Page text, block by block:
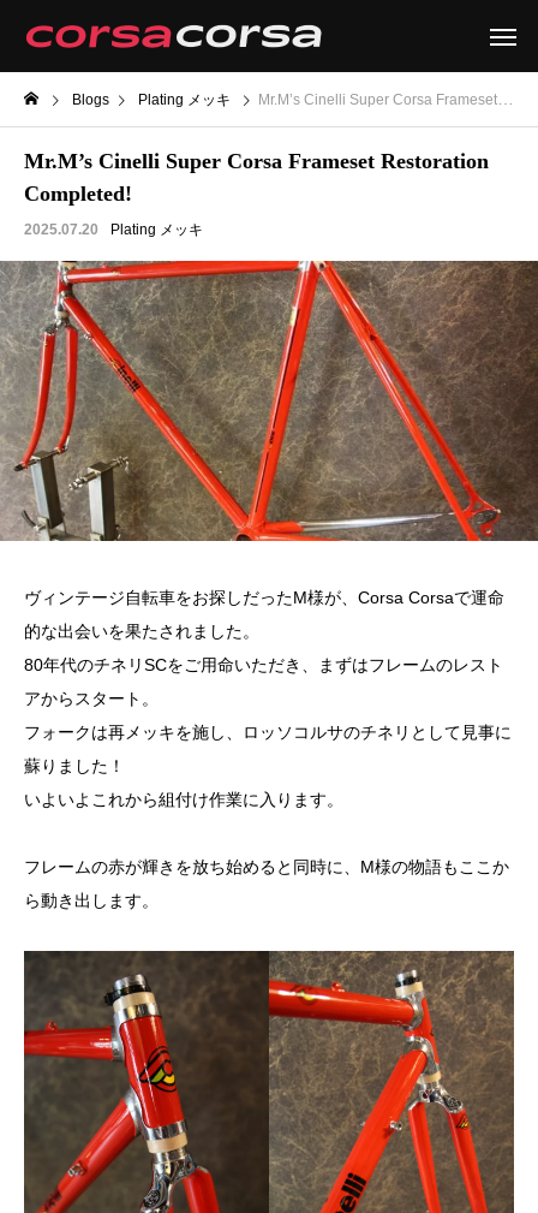
Blogs Plating メッキ Mr.M’s Cinelli Super Corsa Frameset Restoration Completed!
Mr.M’s Cinelli Super Corsa Frameset Restoration
Completed!
2025.07.20 Plating メッキ
ヴィンテージ自転車をお探しだったM様が、Corsa Corsaで運命
的な出会いを果たされました。
80年代のチネリSCをご用命いただき、まずはフレームのレスト
アからスタート。
フォークは再メッキを施し、ロッソコルサのチネリとして見事に
蘇りました！
いよいよこれから組付け作業に入ります。
フレームの赤が輝きを放ち始めると同時に、M様の物語もここか
ら動き出します。